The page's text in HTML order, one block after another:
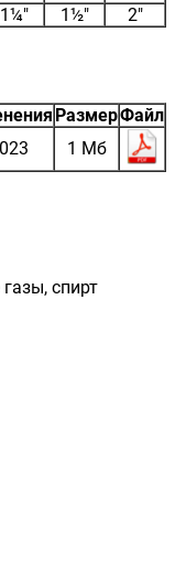
1¼" 1½" 2"
РазмерФайл
1 Мб
спирт